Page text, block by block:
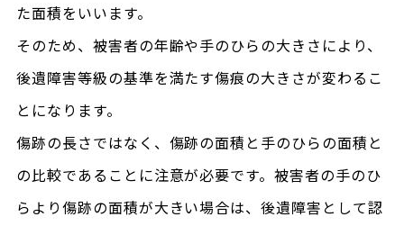
た面積をいいます。
そのため、被害者の年齢や手のひらの大きさにより、
後遺障害等級の基準を満たす傷痕の大きさが変わるこ
とになります。
傷跡の長さではなく、傷跡の面積と手のひらの面積と
の比較であることに注意が必要です。被害者の手のひ
らより傷跡の面積が大きい場合は、後遺障害として認